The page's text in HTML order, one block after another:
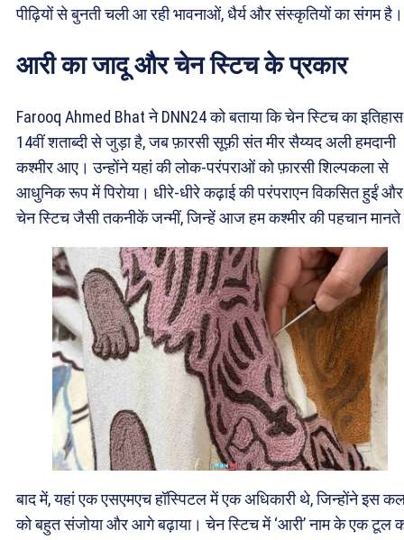
पीढ़ियों से बुनती चली आ रही भावनाओं, धैर्य और संस्कृतियों का संगम है।
आरी का जादू और चेन स्टिच के प्रकार
Farooq Ahmed Bhat ने DNN24 को बताया कि चेन स्टिच का इतिहास
14वीं शताब्दी से जुड़ा है, जब फ़ारसी सूफ़ी संत मीर सैय्यद अली हमदानी
कश्मीर आए। उन्होंने यहां की लोक-परंपराओं को फ़ारसी शिल्पकला से
आधुनिक रूप में पिरोया। धीरे-धीरे कढ़ाई की परंपराएन विकसित हुईं और
चेन स्टिच जैसी तकनीकें जन्मीं, जिन्हें आज हम कश्मीर की पहचान
बाद में, यहां एक एसएमएच हॉस्पिटल में एक अधिकारी थे, जिन्होंने इस
को बहुत संजोया और आगे बढ़ाया। चेन स्टिच में ‘आरी’ नाम के एक टूल